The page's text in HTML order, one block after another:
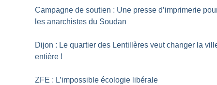
Campagne de soutien : Une presse d’imprimerie
les anarchistes du Soudan
Dijon : Le quartier des Lentillères veut changer la
entière !
ZFE : L’impossible écologie libérale